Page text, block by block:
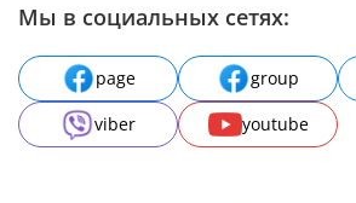
Мы в социальных сетях:
page group
viber
youtube